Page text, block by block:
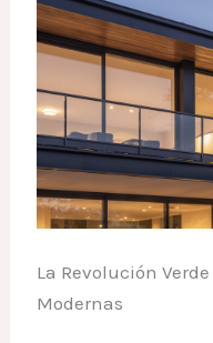
La Revolución
Modernas